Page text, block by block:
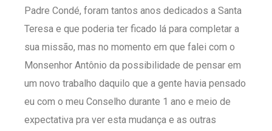
Padre Condé, foram tantos anos dedicados a Santa
Teresa e que poderia ter ficado lá para completar a
sua missão, mas no momento em que falei com o
Monsenhor Antônio da possibilidade de pensar em
um novo trabalho daquilo que a gente havia pensado
eu com o meu Conselho durante 1 ano e meio de
expectativa pra ver esta mudança e as outras